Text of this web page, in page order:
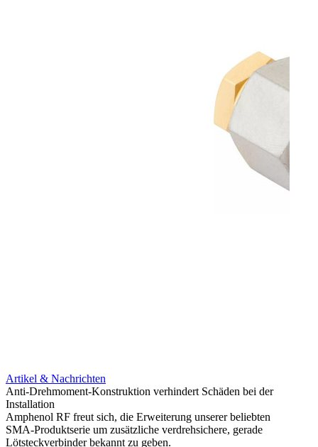
Artikel & Nachrichten
Anti-Drehmoment-Konstruktion verhindert Schäden bei der
Installation
Amphenol RF freut sich, die Erweiterung unserer beliebten
SMA-Produktserie um zusätzliche verdrehsichere, gerade
Lötsteckverbinder bekannt zu geben.